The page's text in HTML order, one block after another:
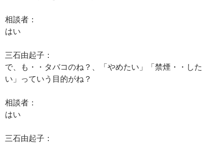
相談者：
はい
三石由起子：
で、も・・タバコのね？、「やめたい」「禁煙・・した
い」っていう目的がね？
相談者：
はい
三石由起子：